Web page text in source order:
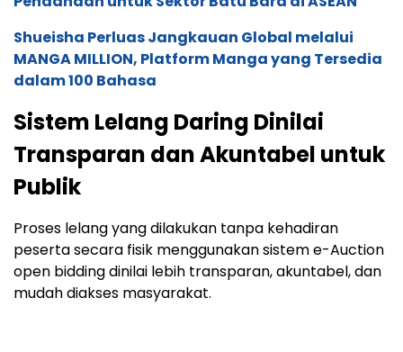
Shueisha Perluas Jangkauan Global melalui
MANGA MILLION, Platform Manga yang Tersedia
dalam 100 Bahasa
Sistem Lelang Daring Dinilai
Transparan dan Akuntabel untuk
Publik
Proses lelang yang dilakukan tanpa kehadiran
peserta secara fisik menggunakan sistem e-Auction
open bidding dinilai lebih transparan, akuntabel, dan
mudah diakses masyarakat.